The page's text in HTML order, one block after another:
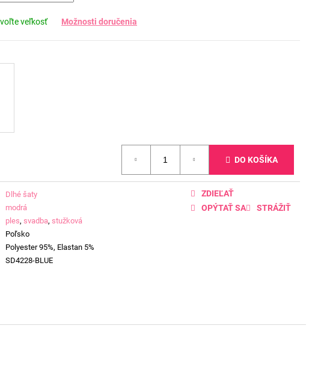
veľkosť Možnosti doručenia
DO KOŠÍKA
Dlhé šaty
modrá
ples, svadba, stužková
Poľsko
Polyester 95%, Elastan 5%
SD4228-BLUE
OPÝTAŤ SA STRÁŽIŤ
ZDIEĽAŤ